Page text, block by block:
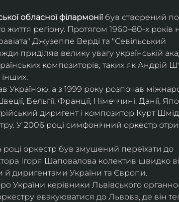
обласної філармонії був створений
регіону. Протягом 1960–80-х років
Джузеппе Верді та "Севільський
приділяв велику увагу українській
композиторів, таких як Андрій
Україною, а з 1999 року розпочав
Бельгії, Франції, Німеччині, Данії,
диригент і композитор Курт
У 2006 році симфонічний оркестр
році оркестр був змушений переїхати до
Ігоря Шаповалова колектив швидко
диригентами України та Європи.
України керівники Львівського
евакуюватися до Львова, де він